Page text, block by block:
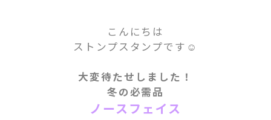
こんにちは
ストンプスタンプです☺
大変待たせしました！
冬の必需品
ノースフェイス